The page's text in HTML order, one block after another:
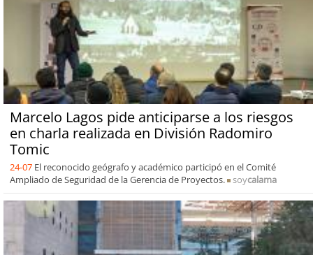
Marcelo Lagos pide anticiparse a los riesgos
en charla realizada en División Radomiro
Tomic
24-07 El reconocido geógrafo y académico participó en el Comité
Ampliado de Seguridad de la Gerencia de Proyectos.
soycalama